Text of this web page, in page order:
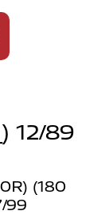
12/89
(180
99